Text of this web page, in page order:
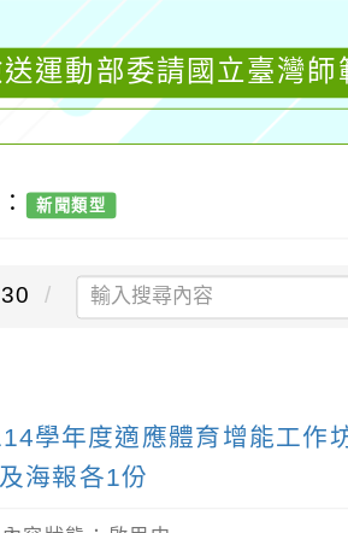
運動部委請國立臺灣
新聞類型
學年度適應體育增能工
海報各1份